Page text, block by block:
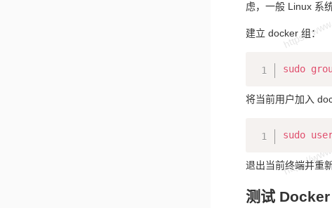
虑，一般 Linux 系
建立 docker 组：
sudo
将当前用户加入
sudo
退出当前终端并重
测试 Docker